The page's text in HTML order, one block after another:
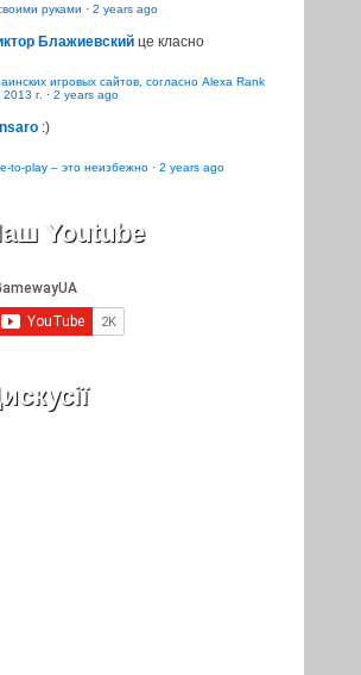
руками · 2 years ago
Блажиевский це класно
игровых сайтов, согласно Alexa Rank
г. · 2 years ago
:)
to-play – это неизбежно · 2 years ago
Youtube